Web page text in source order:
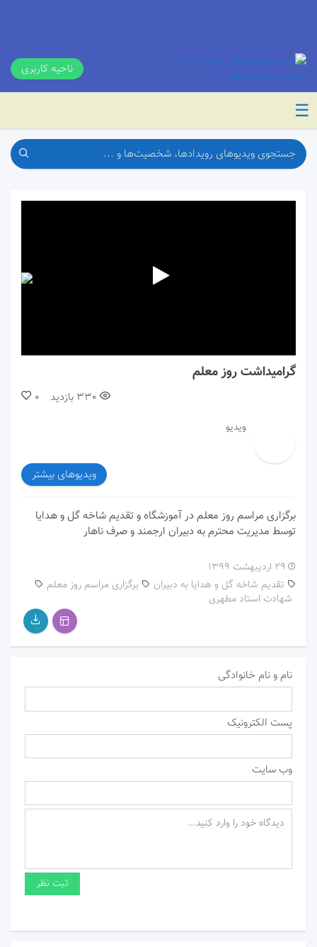
ناحیه کاربری
☰
گرامیداشت روز معلم
0 330 بازدید
ویدیو
ویدیوهای بیشتر
برگزاری مراسم روز معلم در آموزشگاه و تقدیم شاخه گل و هدایا
توسط مدیریت محترم به دبیران ارجمند و صرف ناهار
۲۹ اردیبهشت ۱۳۹۹
برگزاری مراسم روز معلم
تقدیم شاخه گل و هدایا به دبیران
شهادت استاد مطهری
نام و نام خانوادگی
پست الکترونیک
وب سایت